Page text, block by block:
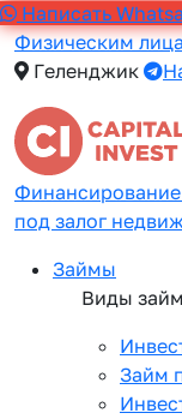
Написать
Физическим
Геленджик
под залог
Займы
Виды
Займ